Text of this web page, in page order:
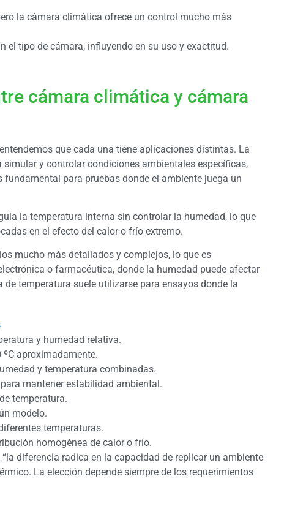
la cámara climática ofrece un control mucho más
el tipo de cámara, influyendo en su uso y exactitud.
cámara climática y cámara
que cada una tiene aplicaciones distintas. La
y controlar condiciones ambientales específicas,
para pruebas donde el ambiente juega un
la temperatura interna sin controlar la humedad, lo que
en el efecto del calor o frío extremo.
mucho más detallados y complejos, lo que es
o farmacéutica, donde la humedad puede afectar
temperatura suele utilizarse para ensayos donde la
y humedad relativa.
ºC aproximadamente.
y temperatura combinadas.
mantener estabilidad ambiental.
temperatura.
modelo.
temperaturas.
homogénea de calor o frío.
diferencia radica en la capacidad de replicar un ambiente
La elección depende siempre de los requerimientos